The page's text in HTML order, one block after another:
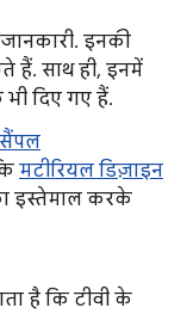
इनकी
हैं. साथ ही, इनमें
दिए गए हैं.
सैंपल
मटीरियल डिज़ाइन
इस्तेमाल करके
है कि टीवी के